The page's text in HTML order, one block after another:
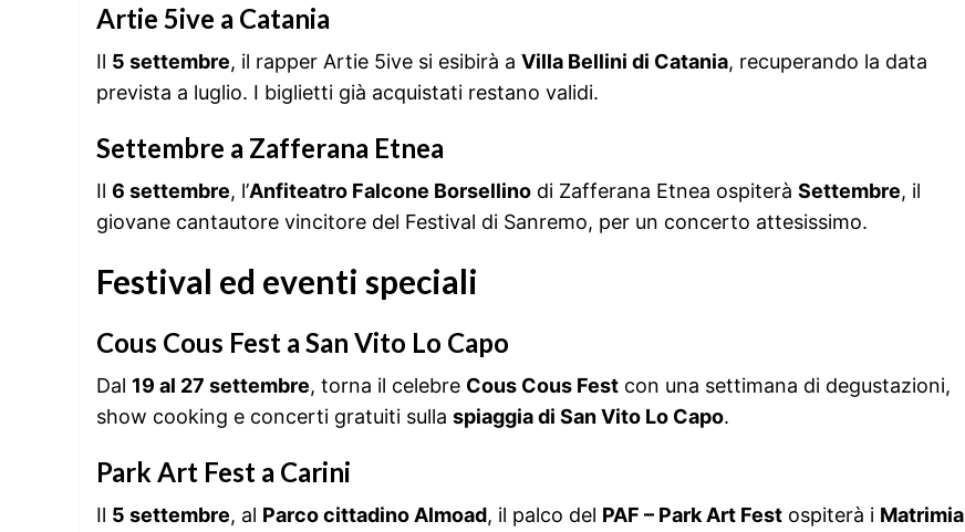
Artie 5ive a Catania
Il 5 settembre, il rapper Artie 5ive si esibirà a Villa Bellini di Catania, recuperando la data
prevista a luglio. I biglietti già acquistati restano validi.
Settembre a Zafferana Etnea
Il 6 settembre, l’Anfiteatro Falcone Borsellino di Zafferana Etnea ospiterà Settembre, il
giovane cantautore vincitore del Festival di Sanremo, per un concerto attesissimo.
Festival ed eventi speciali
Cous Cous Fest a San Vito Lo Capo
Dal 19 al 27 settembre, torna il celebre Cous Cous Fest con una settimana di degustazioni,
show cooking e concerti gratuiti sulla spiaggia di San Vito Lo Capo.
Park Art Fest a Carini
Il 5 settembre, al Parco cittadino Almoad, il palco del PAF – Park Art Fest ospiterà i Matrimia